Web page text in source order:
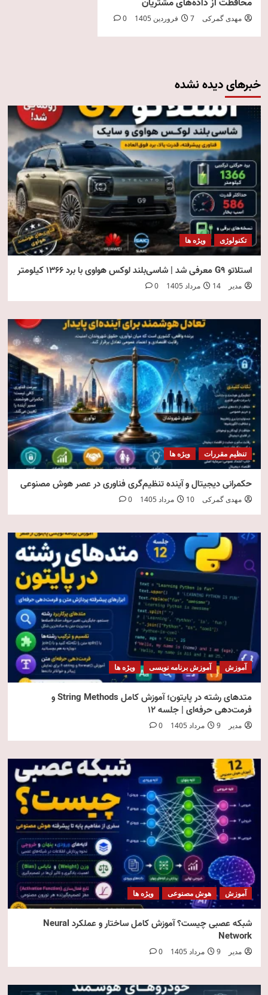
محافظت از داده‌های مشتریان
مهدی گمرکی 7 فروردین 1405 0
خبرهای دیده نشده
تکنولوژی ویژه ها
استلاتو G9 معرفی شد | شاسی‌بلند لوکس هواوی با برد ۱۳۶۶ کیلومتر
مدیر 14 مرداد 1405 0
تنظیم مقررات ویژه ها
حکمرانی دیجیتال و آینده تنظیم‌گری فناوری در عصر هوش مصنوعی
مهدی گمرکی 10 مرداد 1405 0
آموزش آموزش برنامه نویسی ویژه ها
متدهای رشته در پایتون؛ آموزش کامل String Methods و
فرمت‌دهی حرفه‌ای | جلسه ۱۲
مدیر 9 مرداد 1405 0
آموزش هوش مصنوعی ویژه ها
شبکه عصبی چیست؟ آموزش کامل ساختار و عملکرد Neural
Network
مدیر 9 مرداد 1405 0